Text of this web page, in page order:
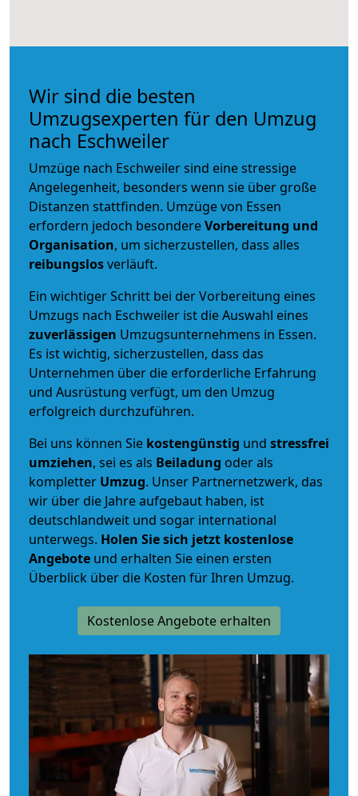
Wir sind die besten
Umzugsexperten für den Umzug
nach Eschweiler
Umzüge nach Eschweiler sind eine stressige
Angelegenheit, besonders wenn sie über große
Distanzen stattfinden. Umzüge von Essen
erfordern jedoch besondereVorbereitung und
Organisation, um sicherzustellen, dass alles
reibungslosverläuft.
Ein wichtiger Schritt bei der Vorbereitung eines
Umzugs nach Eschweiler ist die Auswahl eines
zuverlässigen Umzugsunternehmens in Essen.
Es ist wichtig, sicherzustellen, dass das
Unternehmen über die erforderliche Erfahrung
und Ausrüstung verfügt, um den Umzug
erfolgreich durchzuführen.
Bei uns können Sie kostengünstig und stressfrei
umziehen, sei es als Beiladung oder als
kompletter Umzug. Unser Partnernetzwerk, das
wir über die Jahre aufgebaut haben, ist
deutschlandweit und sogar international
unterwegs. Holen Sie sich jetzt kostenlose
Angebote und erhalten Sie einen ersten
Überblick über die Kosten für Ihren Umzug.
Kostenlose Angebote erhalten